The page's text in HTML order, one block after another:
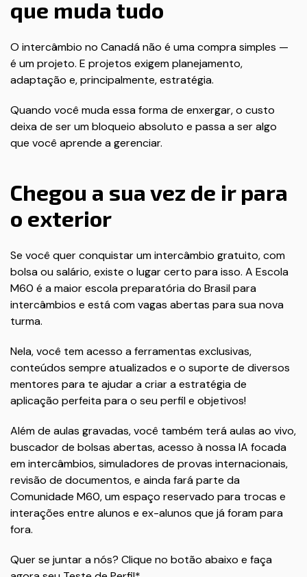
que muda tudo
O intercâmbio no Canadá não é uma compra simples —
é um projeto. E projetos exigem planejamento,
adaptação e, principalmente, estratégia.
Quando você muda essa forma de enxergar, o custo
deixa de ser um bloqueio absoluto e passa a ser algo
que você aprende a gerenciar.
Chegou a sua vez de ir para
o exterior
Se você quer conquistar um intercâmbio gratuito, com
bolsa ou salário, existe o lugar certo para isso. A Escola
M60 é a maior escola preparatória do Brasil para
intercâmbios e está com vagas abertas para sua nova
turma.
Nela, você tem acesso a ferramentas exclusivas,
conteúdos sempre atualizados e o suporte de diversos
mentores para te ajudar a criar a estratégia de
aplicação perfeita para o seu perfil e objetivos!
Além de aulas gravadas, você também terá aulas ao vivo,
buscador de bolsas abertas, acesso à nossa IA focada
em intercâmbios, simuladores de provas internacionais,
revisão de documentos, e ainda fará parte da
Comunidade M60, um espaço reservado para trocas e
interações entre alunos e ex-alunos que já foram para
fora.
Quer se juntar a nós? Clique no botão abaixo e faça